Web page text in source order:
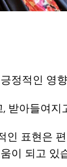
정적인 영
받아들여지
인 표현은
이 되고 있